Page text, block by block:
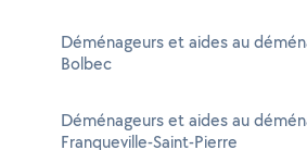
Déménageurs et aides au
Bolbec
Déménageurs et aides au
Franqueville-Saint-Pierre